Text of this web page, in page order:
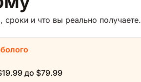
и что вы реально получаете.
до $79.99